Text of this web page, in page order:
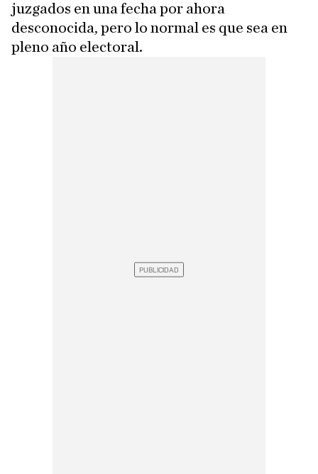
juzgados en una fecha por ahora
desconocida, pero lo normal es que sea en
pleno año electoral.